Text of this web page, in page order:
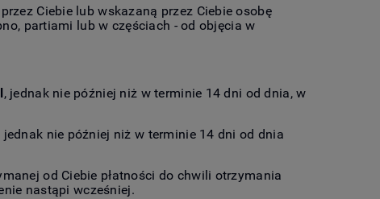
Ciebie lub wskazaną przez Ciebie osobę
partiami lub w częściach - od objęcia w
, jednak nie później niż w terminie 14 dni od dnia, w
nie później niż w terminie 14 dni od dnia
od Ciebie płatności do chwili otrzymania
nastąpi wcześniej.